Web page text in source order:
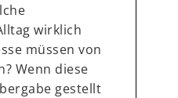
wirklich
müssen von
Wenn diese
gestellt